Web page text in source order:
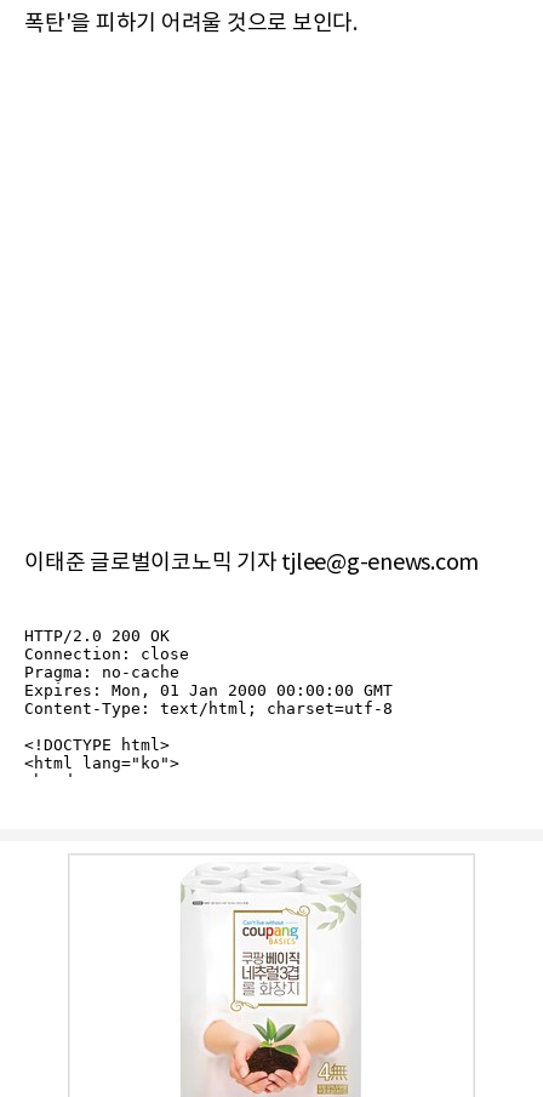
폭탄'을 피하기 어려울 것으로 보인다.
이태준 글로벌이코노믹 기자 tjlee@g-enews.com